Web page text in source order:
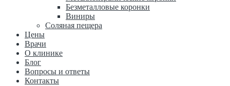
Безметалловые коронки
Виниры
Соляная пещера
Цены
Врачи
О клинике
Блог
Вопросы и ответы
Контакты